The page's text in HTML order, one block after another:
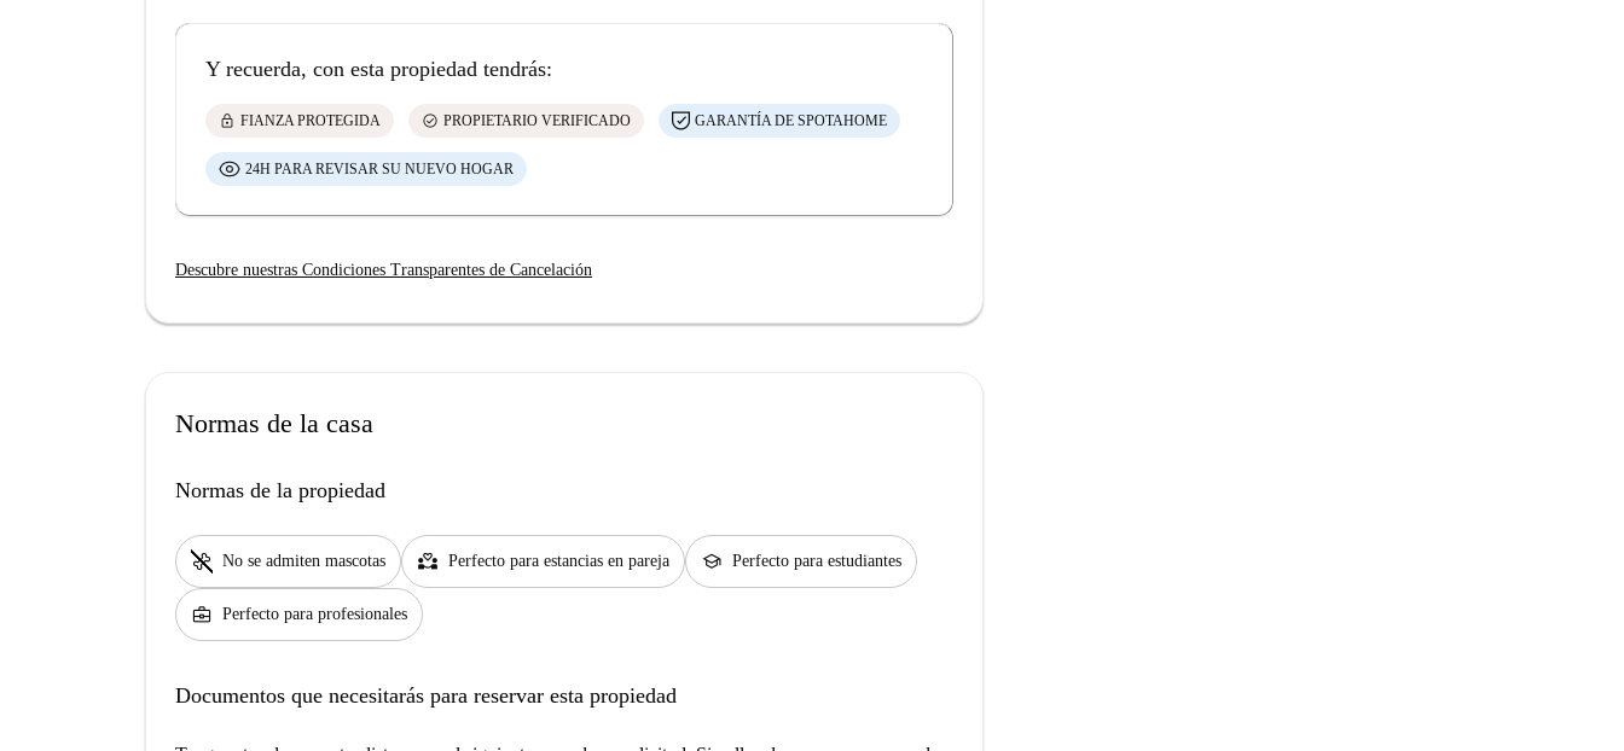
Y recuerda, con esta propiedad tendrás:
lock FIANZA PROTEGIDA check_circle PROPIETARIO VERIFICADO GARANTÍA DE SPOTAHOME
24H PARA REVISAR SU NUEVO HOGAR
Descubre nuestras Condiciones Transparentes de Cancelación
Normas de la casa
Normas de la propiedad
pet_supplies No se admiten mascotas partner_heart Perfecto para estancias en pareja school Perfecto para estudiantes
business_center Perfecto para profesionales
Documentos que necesitarás para reservar esta propiedad